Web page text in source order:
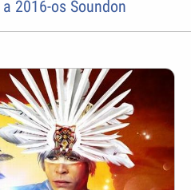
2016-os Soundon